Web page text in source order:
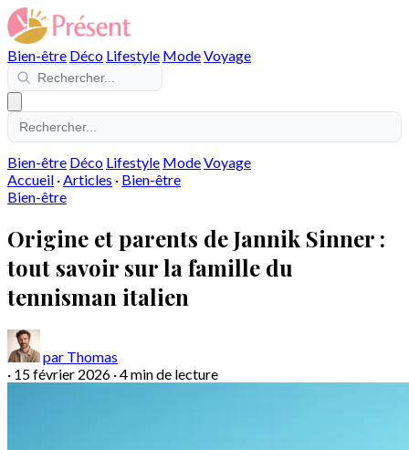
Bien-être Déco Lifestyle ModeVoyage
Bien-être Déco Lifestyle ModeVoyage
Accueil ·Articles · Bien-être
Bien-être
Origine et parents de Jannik Sinner :
tout savoir sur la famille du
tennisman italien
par Thomas
· 15 février 2026 ·4 min de lecture